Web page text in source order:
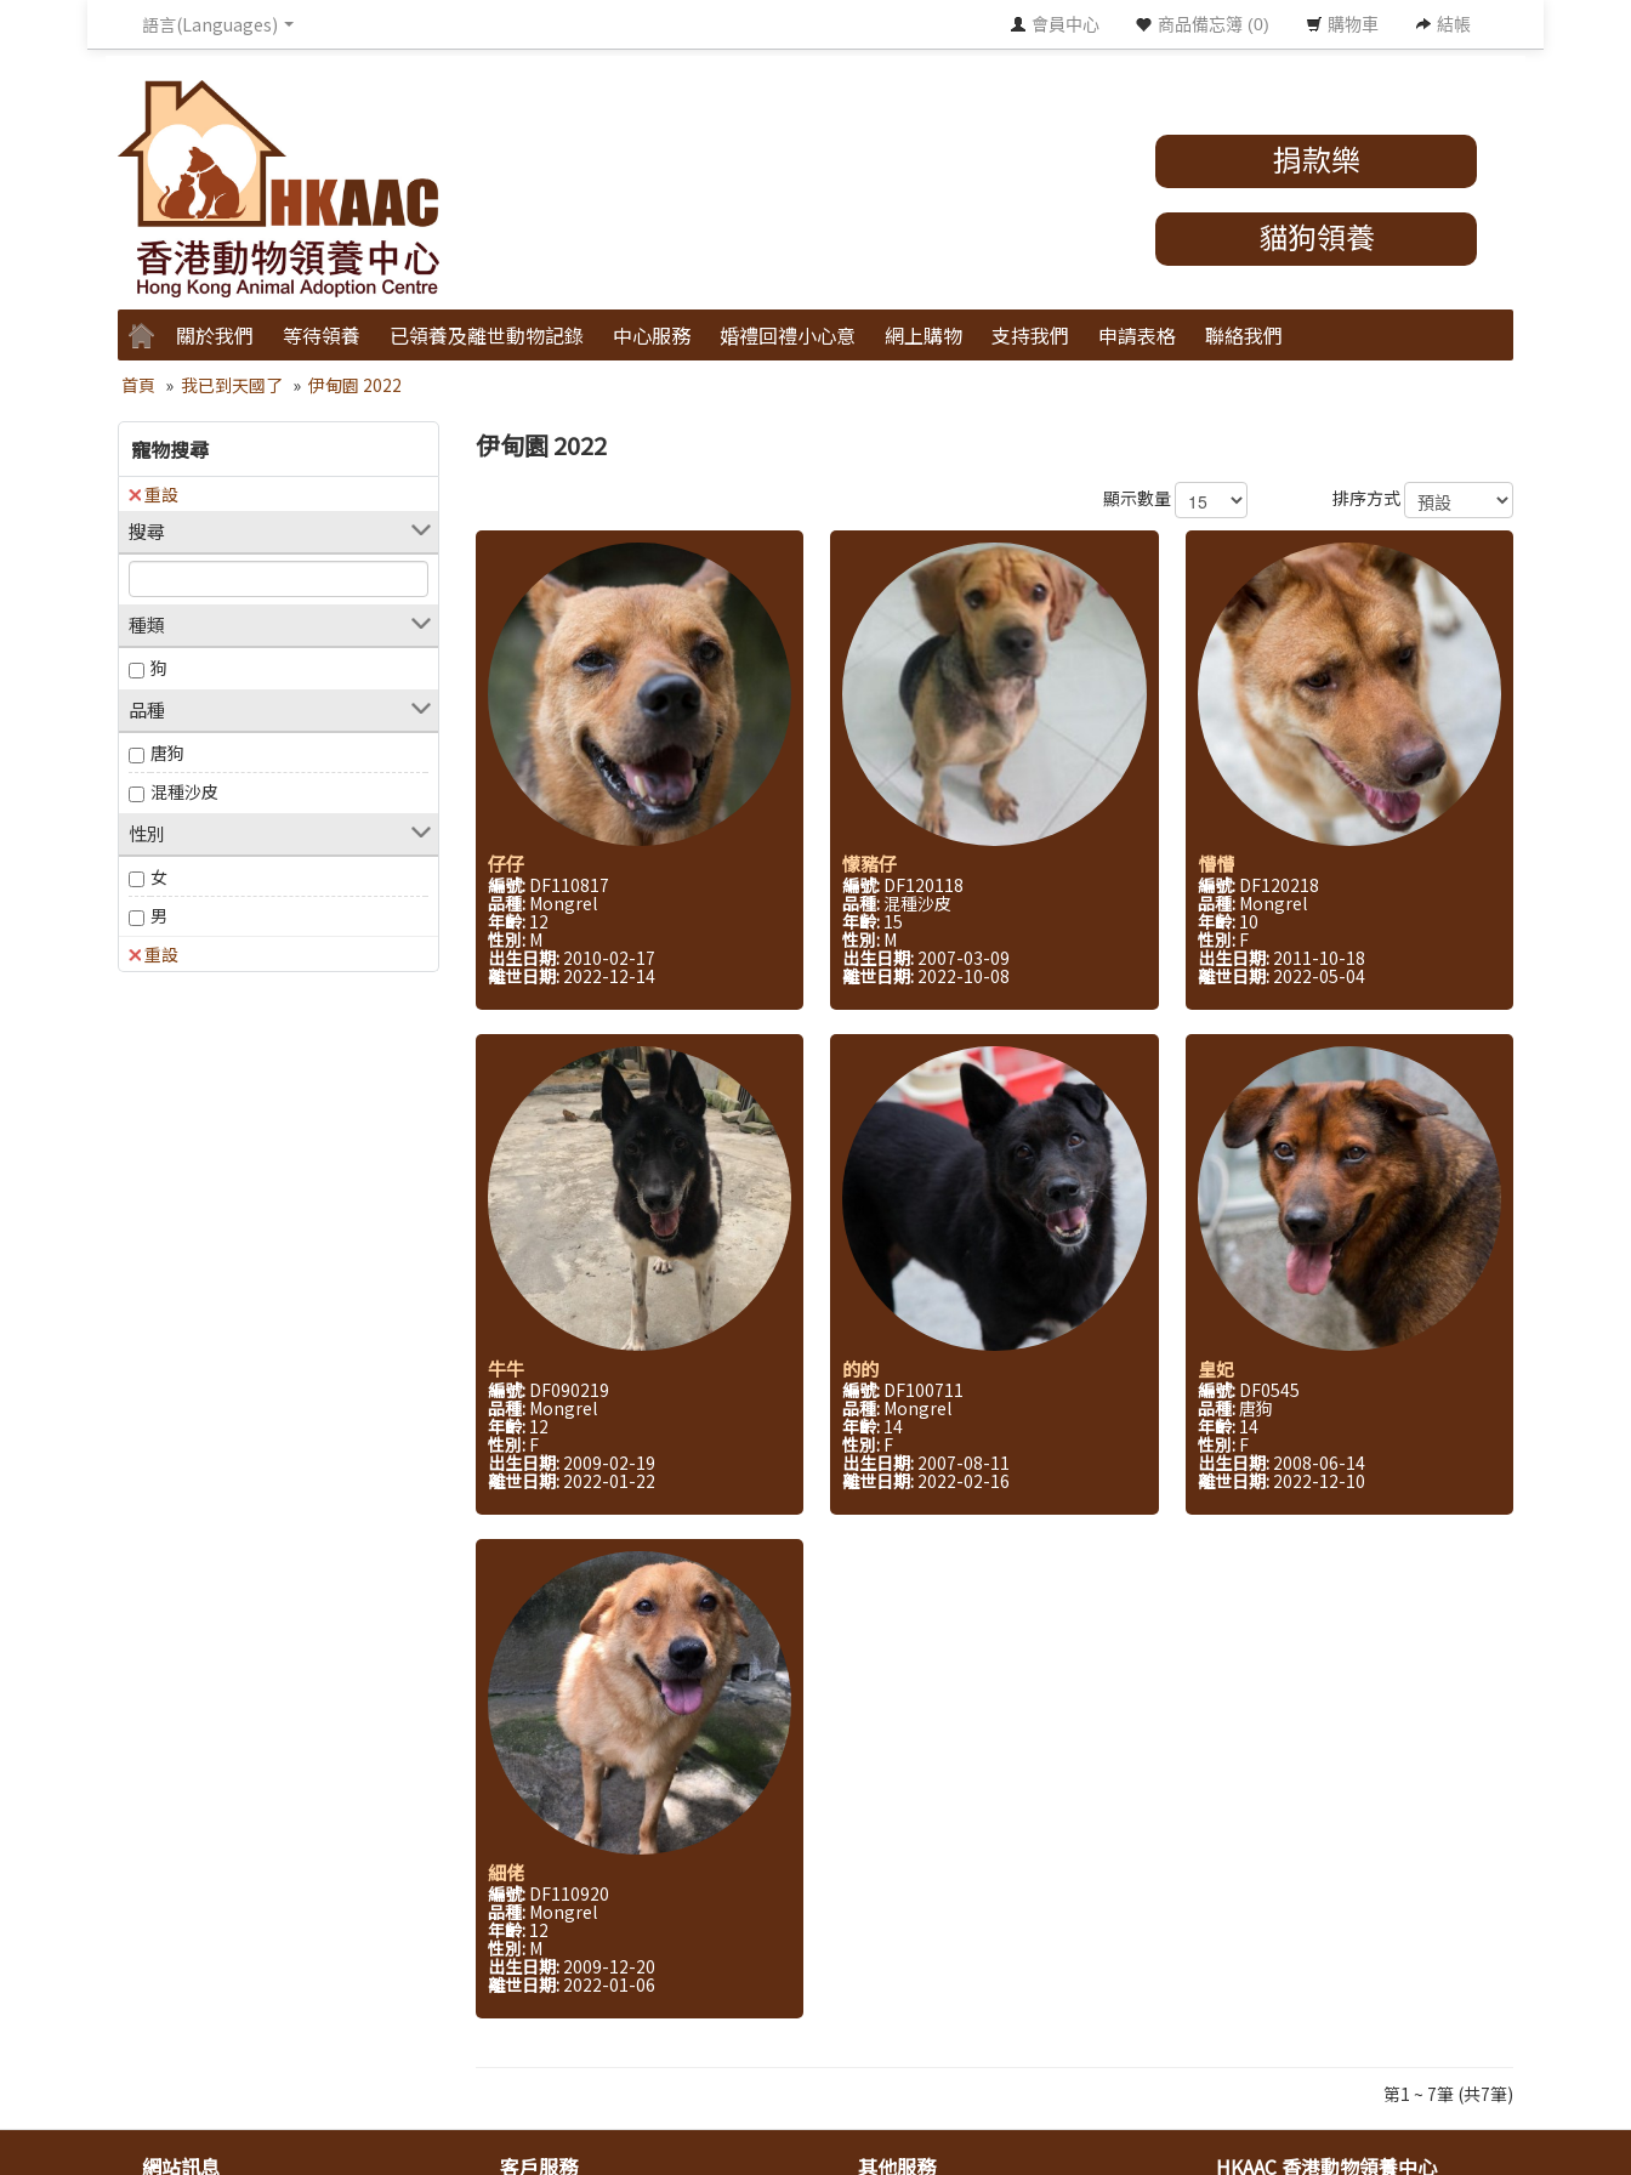
語言(Languages) 會員中心 商品備忘簿 (0) 購物車 結帳
捐款樂
貓狗領養
關於我們 等待領養 已領養及離世動物記錄 中心服務 婚禮回禮小心意 網上購物 支持我們 申請表格 聯絡我們
首頁 » 我已到天國了 » 伊甸園 2022
寵物搜尋
重設
搜尋
種類
狗
品種
唐狗
混種沙皮
性別
女
男
重設
伊甸園 2022
顯示數量 排序方式
仔仔
編號:DF110817
品種:Mongrel
年齡:12
性別:M
出生日期:2010-02-17
離世日期:2022-12-14
懞豬仔
編號: DF120118
品種: 混種沙皮
年齡: 15
性別: M
出生日期: 2007-03-09
離世日期: 2022-10-08
懵懵
編號:DF120218
品種:Mongrel
年齡:10
性別:F
出生日期:2011-10-18
離世日期:2022-05-04
牛牛
編號:DF090219
品種:Mongrel
年齡:12
性別:F
出生日期:2009-02-19
離世日期:2022-01-22
的的
編號: DF100711
品種: Mongrel
年齡: 14
性別: F
出生日期: 2007-08-11
離世日期: 2022-02-16
皇妃
編號:DF0545
品種:唐狗
年齡:14
性別:F
出生日期:2008-06-14
離世日期:2022-12-10
細佬
編號:DF110920
品種:Mongrel
年齡:12
性別:M
出生日期:2009-12-20
離世日期:2022-01-06
第1 ~ 7筆 (共7筆)
網站訊息 客戶服務 其他服務 HKAAC 香港動物領養中心